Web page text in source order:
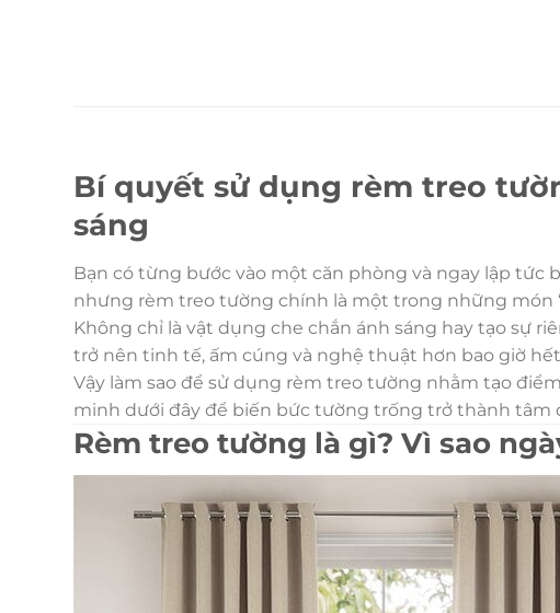
Bí quyết sử dụng rèm treo
sáng
Bạn có từng bước vào một căn phòng và ngay lập tức
nhưng rèm treo tường chính là một trong những món
Không chỉ là vật dụng che chắn ánh sáng hay tạo sự
trở nên tinh tế, ấm cúng và nghệ thuật hơn bao giờ
Vậy làm sao để sử dụng rèm treo tường nhằm tạo
minh dưới đây để biến bức tường trống trở thành
Rèm treo tường là gì? Vì sao